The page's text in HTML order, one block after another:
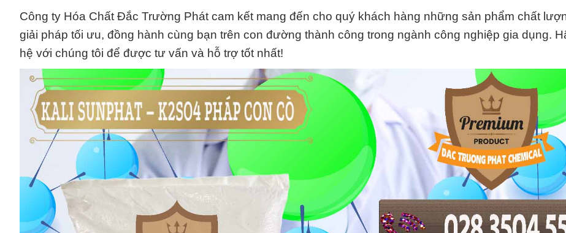
Công ty Hóa Chất Đắc Trường Phát cam kết mang đến cho quý khách hàng những sản phẩm chất
giải pháp tối ưu, đồng hành cùng bạn trên con đường thành công trong ngành công nghiệp gia dụng.
hệ với chúng tôi để được tư vấn và hỗ trợ tốt nhất!